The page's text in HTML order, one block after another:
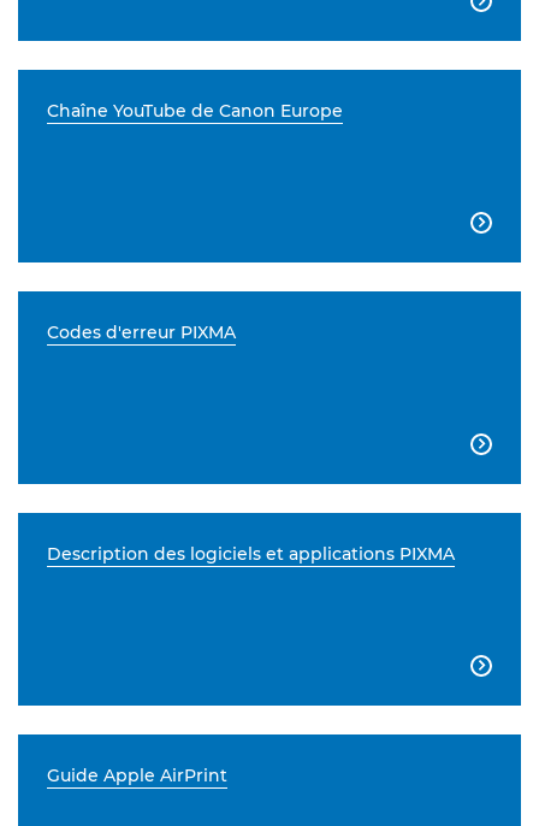
Chaîne YouTube de Canon Europe

Codes d'erreur PIXMA

Description des logiciels et applications PIXMA

Guide Apple AirPrint